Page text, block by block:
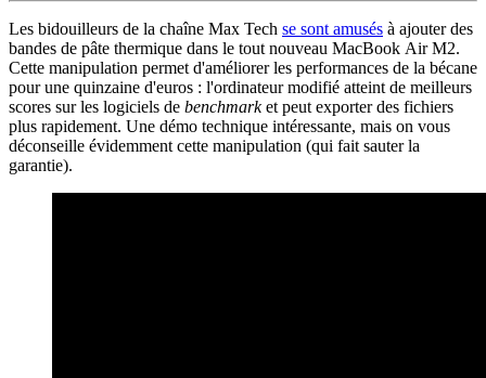
Les bidouilleurs de la chaîne Max Tech se sont amusés à ajouter des
bandes de pâte thermique dans le tout nouveau MacBook Air M2.
Cette manipulation permet d'améliorer les performances de la bécane
pour une quinzaine d'euros : l'ordinateur modifié atteint de meilleurs
scores sur les logiciels de benchmarket peut exporter des fichiers
plus rapidement. Une démo technique intéressante, mais on vous
déconseille évidemment cette manipulation (qui fait sauter la
garantie).